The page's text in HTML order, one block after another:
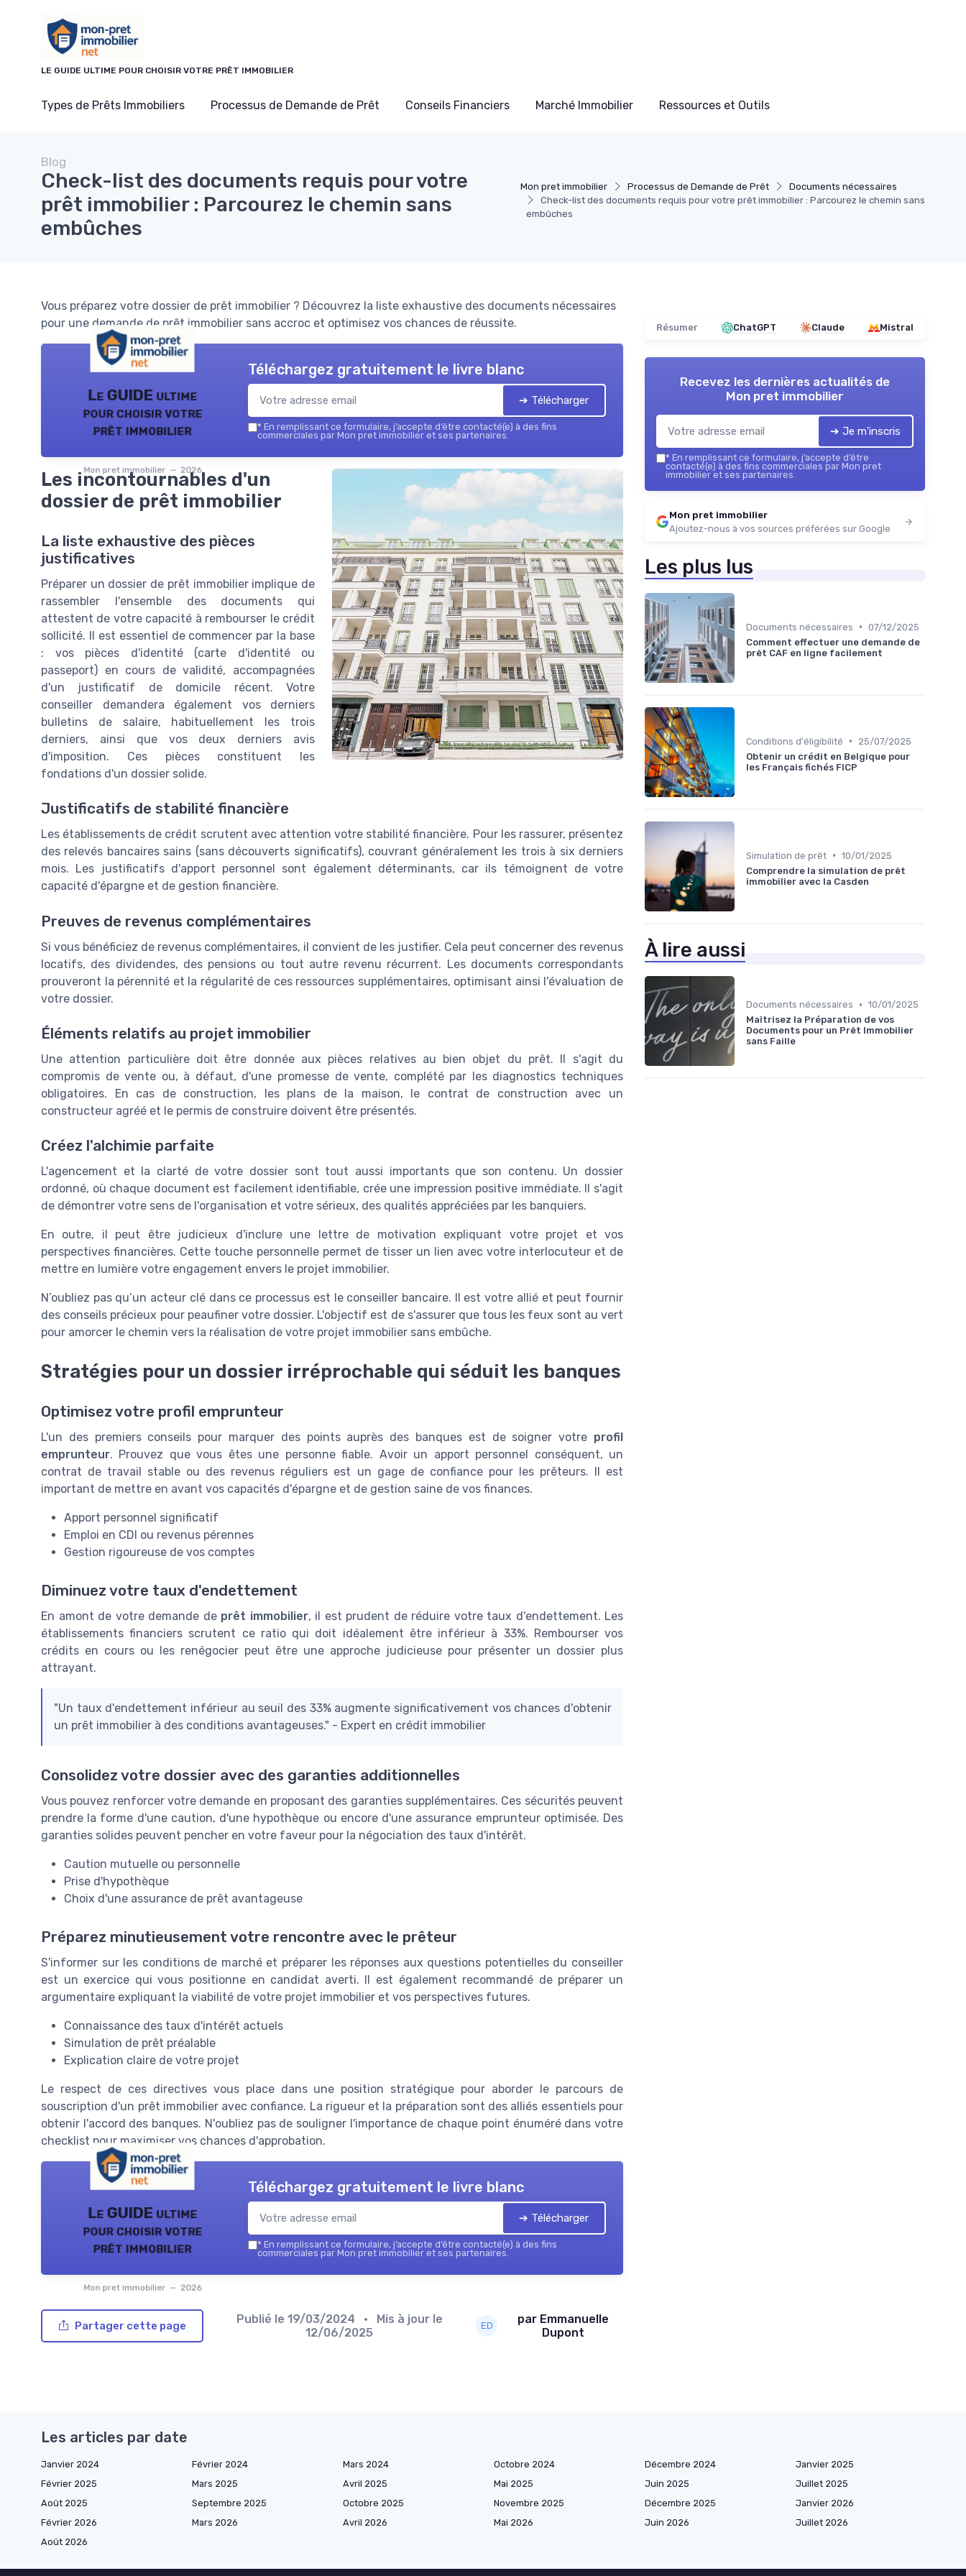
LE GUIDE ULTIME POUR CHOISIR VOTRE PRÊT IMMOBILIER
Types de Prêts Immobiliers Processus de Demande de Prêt Conseils Financiers Marché Immobilier Ressources et Outils
Mon pret immobilier Processus de Demande de Prêt
Documents nécessaires
Check-list des documents requis pour votre prêt immobilier : Parcourez le chemin sans
embûches
Blog
Check-list des documents requis pour votre
prêt immobilier : Parcourez le chemin sans
embûches
Vous préparez votre dossier de prêt immobilier ? Découvrez la liste exhaustive des documents nécessaires
pour une demande de prêt immobilier sans accroc et optimisez vos chances de réussite.
Le GUIDE ultime
pour choisir votre
prêt immobilier
Mon pret immobilier — 2026
Téléchargez gratuitement le livre blanc
➔ Télécharger
* En remplissant ce formulaire, j’accepte d’être contacté(e) à des fins
commerciales par Mon pret immobilier et ses partenaires.
Les incontournables d'un
dossier de prêt immobilier
La liste exhaustive des pièces
justificatives
Préparer un dossier de prêt immobilier implique de
rassembler l'ensemble des documents qui
attestent de votre capacité à rembourser le crédit
sollicité. Il est essentiel de commencer par la base
: vos pièces d'identité (carte d'identité ou
passeport) en cours de validité, accompagnées
d'un justificatif de domicile récent. Votre
conseiller demandera également vos derniers
bulletins de salaire, habituellement les trois
derniers, ainsi que vos deux derniers avis
d'imposition. Ces pièces constituent les
fondations d'un dossier solide.
Justificatifs de stabilité financière
Les établissements de crédit scrutent avec attention votre stabilité financière. Pour les rassurer, présentez
des relevés bancaires sains (sans découverts significatifs), couvrant généralement les trois à six derniers
mois. Les justificatifs d'apport personnel sont également déterminants, car ils témoignent de votre
capacité d'épargne et de gestion financière.
Preuves de revenus complémentaires
Si vous bénéficiez de revenus complémentaires, il convient de les justifier. Cela peut concerner des revenus
locatifs, des dividendes, des pensions ou tout autre revenu récurrent. Les documents correspondants
prouveront la pérennité et la régularité de ces ressources supplémentaires, optimisant ainsi l'évaluation de
votre dossier.
Éléments relatifs au projet immobilier
Une attention particulière doit être donnée aux pièces relatives au bien objet du prêt. Il s'agit du
compromis de vente ou, à défaut, d'une promesse de vente, complété par les diagnostics techniques
obligatoires. En cas de construction, les plans de la maison, le contrat de construction avec un
constructeur agréé et le permis de construire doivent être présentés.
Créez l'alchimie parfaite
L'agencement et la clarté de votre dossier sont tout aussi importants que son contenu. Un dossier
ordonné, où chaque document est facilement identifiable, crée une impression positive immédiate. Il s'agit
de démontrer votre sens de l'organisation et votre sérieux, des qualités appréciées par les banquiers.
En outre, il peut être judicieux d'inclure une lettre de motivation expliquant votre projet et vos
perspectives financières. Cette touche personnelle permet de tisser un lien avec votre interlocuteur et de
mettre en lumière votre engagement envers le projet immobilier.
N’oubliez pas qu’un acteur clé dans ce processus est le conseiller bancaire. Il est votre allié et peut fournir
des conseils précieux pour peaufiner votre dossier. L'objectif est de s'assurer que tous les feux sont au vert
pour amorcer le chemin vers la réalisation de votre projet immobilier sans embûche.
Stratégies pour un dossier irréprochable qui séduit les banques
Optimisez votre profil emprunteur
L'un des premiers conseils pour marquer des points auprès des banques est de soigner votre profil
emprunteur. Prouvez que vous êtes une personne fiable. Avoir un apport personnel conséquent, un
contrat de travail stable ou des revenus réguliers est un gage de confiance pour les prêteurs. Il est
important de mettre en avant vos capacités d'épargne et de gestion saine de vos finances.
Apport personnel significatif
Emploi en CDI ou revenus pérennes
Gestion rigoureuse de vos comptes
Diminuez votre taux d'endettement
En amont de votre demande de prêt immobilier, il est prudent de réduire votre taux d'endettement. Les
établissements financiers scrutent ce ratio qui doit idéalement être inférieur à 33%. Rembourser vos
crédits en cours ou les renégocier peut être une approche judicieuse pour présenter un dossier plus
attrayant.
"Un taux d'endettement inférieur au seuil des 33% augmente significativement vos chances d'obtenir
un prêt immobilier à des conditions avantageuses." - Expert en crédit immobilier
Consolidez votre dossier avec des garanties additionnelles
Vous pouvez renforcer votre demande en proposant des garanties supplémentaires. Ces sécurités peuvent
prendre la forme d'une caution, d'une hypothèque ou encore d'une assurance emprunteur optimisée. Des
garanties solides peuvent pencher en votre faveur pour la négociation des taux d'intérêt.
Caution mutuelle ou personnelle
Prise d'hypothèque
Choix d'une assurance de prêt avantageuse
Préparez minutieusement votre rencontre avec le prêteur
S'informer sur les conditions de marché et préparer les réponses aux questions potentielles du conseiller
est un exercice qui vous positionne en candidat averti. Il est également recommandé de préparer un
argumentaire expliquant la viabilité de votre projet immobilier et vos perspectives futures.
Connaissance des taux d'intérêt actuels
Simulation de prêt préalable
Explication claire de votre projet
Le respect de ces directives vous place dans une position stratégique pour aborder le parcours de
souscription d'un prêt immobilier avec confiance. La rigueur et la préparation sont des alliés essentiels pour
obtenir l'accord des banques. N'oubliez pas de souligner l'importance de chaque point énuméré dans votre
checklist pour maximiser vos chances d'approbation.
Le GUIDE ultime
pour choisir votre
prêt immobilier
Mon pret immobilier — 2026
Téléchargez gratuitement le livre blanc
➔ Télécharger
* En remplissant ce formulaire, j’accepte d’être contacté(e) à des fins
commerciales par Mon pret immobilier et ses partenaires.
Partager cette page Publié le 19/03/2024
• Mis à jour le
12/06/2025
par Emmanuelle
Dupont
Résumer ChatGPT Claude Mistral
Recevez les dernières actualités de
Mon pret immobilier
➔ Je m'inscris
* En remplissant ce formulaire, j’accepte d’être
contacté(e) à des fins commerciales par Mon pret
immobilier et ses partenaires.
Mon pret immobilier
Ajoutez-nous à vos sources préférées sur Google
Les plus lus
Documents nécessaires • 07/12/2025
Comment effectuer une demande de
prêt CAF en ligne facilement
Conditions d'éligibilité •
25/07/2025
Obtenir un crédit en Belgique pour
les Français fichés FICP
Simulation de prêt • 10/01/2025
Comprendre la simulation de prêt
immobilier avec la Casden
À lire aussi
Documents nécessaires • 10/01/2025
Maîtrisez la Préparation de vos
Documents pour un Prêt Immobilier
sans Faille
Les articles par date
Janvier 2024 Février 2024 Mars 2024 Octobre 2024 Décembre 2024
Janvier 2025
Février 2025
Mars 2025 Avril 2025 Mai 2025 Juin 2025
Juillet 2025
Août 2025
Septembre 2025 Octobre 2025 Novembre 2025 Décembre 2025
Janvier 2026
Février 2026
Mars 2026 Avril 2026 Mai 2026 Juin 2026
Juillet 2026
Août 2026